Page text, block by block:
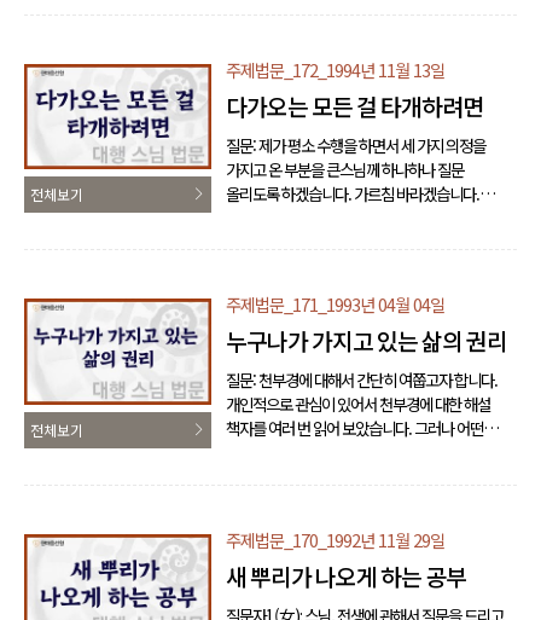
사 잡숫고 이러라고, 여기서 미국을 그냥 혼자
보내드린다면 미국에 가서 그렇게 하고 사시라고
옷을 벗으면은 영혼이 그냥 벗어나서, 혼이
벗어나서요, 지금 이런 공부를 하는 분들이라면 좀
감이라도, 죽어서도 감을 다..
전체보기
주제법문_172_1994년 11월 13일
다가오는 모든 걸 타개하려면
질문: 제가 평소 수행을 하면서 세 가지 의정을
가지고 온 부분을 큰스님께 하나하나 질문
올리도록 하겠습니다. 가르침 바라겠습니다.
저희가 쉽게 이해되도록 가르침을 주시면
감사하겠습니다. 큰스님: 그 말은 쉽게 하는 말이
가지고 만약에 그 씨앗을 심어서 곡식이 생겨서
모든 사람이 다 먹고도 그 씨앗이 되남아서 또 그
이듬해에 또 먹고 또 먹고, 또 먹어도 또 남고 또 먹..
전체보기
주제법문_171_1993년 04월 04일
누구나가 가지고 있는 삶의 권리
질문: 천부경에 대해서 간단히 여쭙고자 합니다.
개인적으로 관심이 있어서 천부경에 대한 해설
책자를 여러 번 읽어 보았습니다. 그러나 어떤
고맙겠습니다. 큰스님: 나는 이렇게 생각합니다.
에, 천부경이라는 것이 81자로 돼 있다고 합디다.
주제법문_170_1992년 11월 29일
새 뿌리가 나오게 하는 공부
질문자1(女): 스님, 전생에 관해서 질문을 드리고